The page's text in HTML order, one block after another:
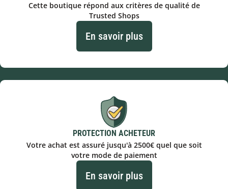
Cette boutique répond aux critères de qualité de
Trusted Shops
En savoir plus
PROTECTION ACHETEUR
Votre achat est assuré jusqu'à 2500€ quel que soit
votre mode de paiement
En savoir plus